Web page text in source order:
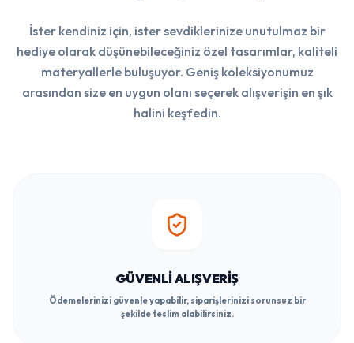
İster kendiniz için, ister sevdiklerinize unutulmaz bir
hediye olarak düşünebileceğiniz özel tasarımlar, kaliteli
materyallerle buluşuyor. Geniş koleksiyonumuz
arasından size en uygun olanı seçerek alışverişin en şık
halini keşfedin.
GÜVENLI ALIŞVERIŞ
Ödemelerinizi güvenle yapabilir, siparişlerinizi sorunsuz bir
şekilde teslim alabilirsiniz.